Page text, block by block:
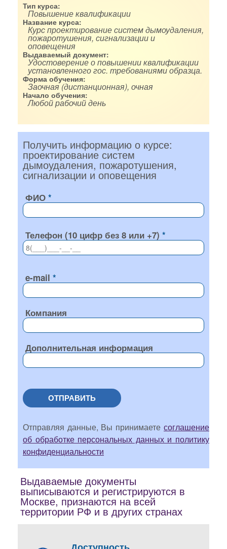
Тип курса:
Повышение квалификации
Название курса:
Курс проектирование систем дымоудаления,
пожаротушения, сигнализации и
оповещения
Выдаваемый документ:
Удостоверение о повышении квалификации
установленного гос. требованиями образца.
Форма обучения:
Заочная (дистанционная), очная
Начало обучения:
Любой рабочий день
Получить информацию о курсе:
проектирование систем
дымоудаления, пожаротушения,
сигнализации и оповещения
ФИО
Телефон (10 цифр без 8 или +7)
e-mail
Компания
Дополнительная информация
ОТПРАВИТЬ
Отправляя данные, Вы принимаете соглашение
об обработке персональных данных и политику
конфиденциальности
Выдаваемые документы
выписываются и регистрируются в
Москве, признаются на всей
территории РФ и в других странах